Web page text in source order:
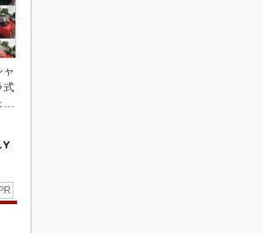
ャ
式
ア